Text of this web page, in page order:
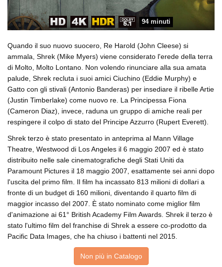
94 minuti
Quando il suo nuovo suocero, Re Harold (John Cleese) si
ammala, Shrek (Mike Myers) viene considerato l'erede della terra
di Molto, Molto Lontano. Non volendo rinunciare alla sua amata
palude, Shrek recluta i suoi amici Ciuchino (Eddie Murphy) e
Gatto con gli stivali (Antonio Banderas) per insediare il ribelle Artie
(Justin Timberlake) come nuovo re. La Principessa Fiona
(Cameron Diaz), invece, raduna un gruppo di amiche reali per
respingere il colpo di stato del Principe Azzurro (Rupert Everett).
Shrek terzo è stato presentato in anteprima al Mann Village
Theatre, Westwood di Los Angeles il 6 maggio 2007 ed è stato
distribuito nelle sale cinematografiche degli Stati Uniti da
Paramount Pictures il 18 maggio 2007, esattamente sei anni dopo
l'uscita del primo film. Il film ha incassato 813 milioni di dollari a
fronte di un budget di 160 milioni, diventando il quarto film di
maggior incasso del 2007. È stato nominato come miglior film
d'animazione ai 61° British Academy Film Awards. Shrek il terzo è
stato l'ultimo film del franchise di Shrek a essere co-prodotto da
Pacific Data Images, che ha chiuso i battenti nel 2015.
Non più in Catalogo